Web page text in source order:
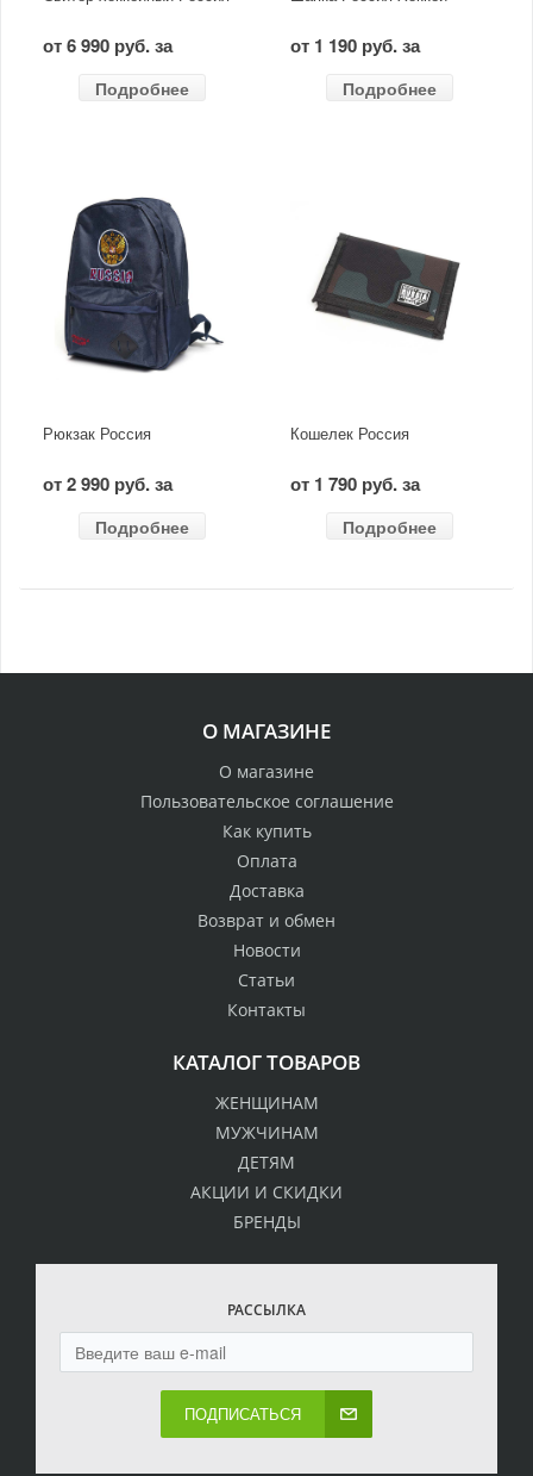
от 6 990 руб. за
Подробнее
от 1 190 руб. за
Подробнее
Рюкзак Россия
от 2 990 руб. за
Подробнее
Кошелек Россия
от 1 790 руб. за
Подробнее
О МАГАЗИНЕ
О магазине
Пользовательское соглашение
Как купить
Оплата
Доставка
Возврат и обмен
Новости
Статьи
Контакты
КАТАЛОГ ТОВАРОВ
ЖЕНЩИНАМ
МУЖЧИНАМ
ДЕТЯМ
АКЦИИ И СКИДКИ
БРЕНДЫ
РАССЫЛКА
ПОДПИСАТЬСЯ